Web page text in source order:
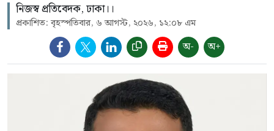
নিজস্ব প্রতিবেদক, ঢাকা।।
প্রকাশিত: বৃহস্পতিবার, ৬ আগস্ট, ২০২৬, ১২:০৮ এম
অ- অ+